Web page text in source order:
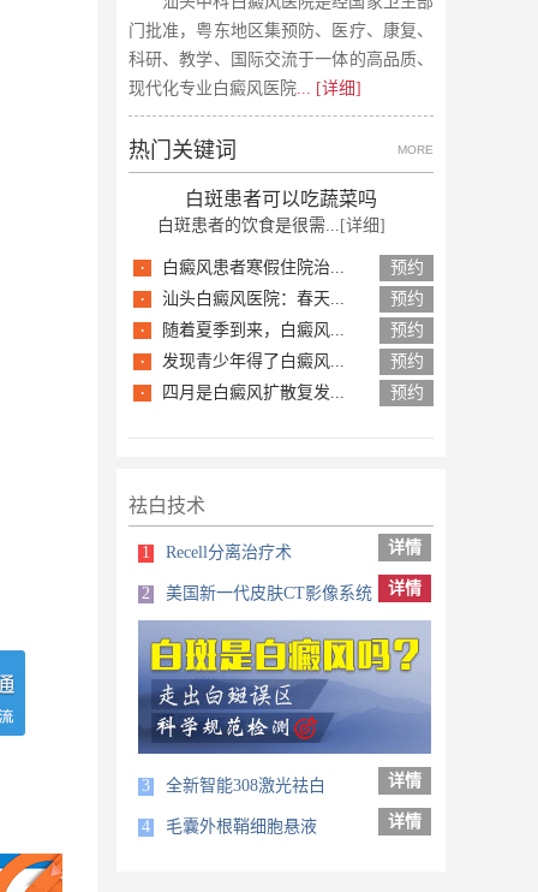
门批准，粤东地区集预防、医疗、康复、
科研、教学、国际交流于一体的高品质、
现代化专业白癜风医院... [详细]
热门关键词 MORE
白斑患者可以吃蔬菜吗
白斑患者的饮食是很需... [详细]
· 白癜风患者寒假住院治... 预约
· 汕头白癜风医院：春天... 预约
· 随着夏季到来，白癜风... 预约
· 发现青少年得了白癜风... 预约
· 四月是白癜风扩散复发... 预约
祛白技术
1 Recell分离治疗术 详情
2 美国新一代皮肤CT影像系统 详情
全新智能308激光祛白
4 毛囊外根鞘细胞悬液 详情